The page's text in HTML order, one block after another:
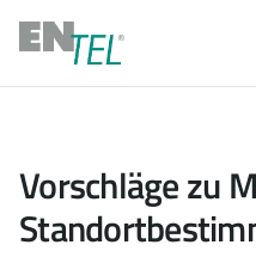
Vorschläge zu